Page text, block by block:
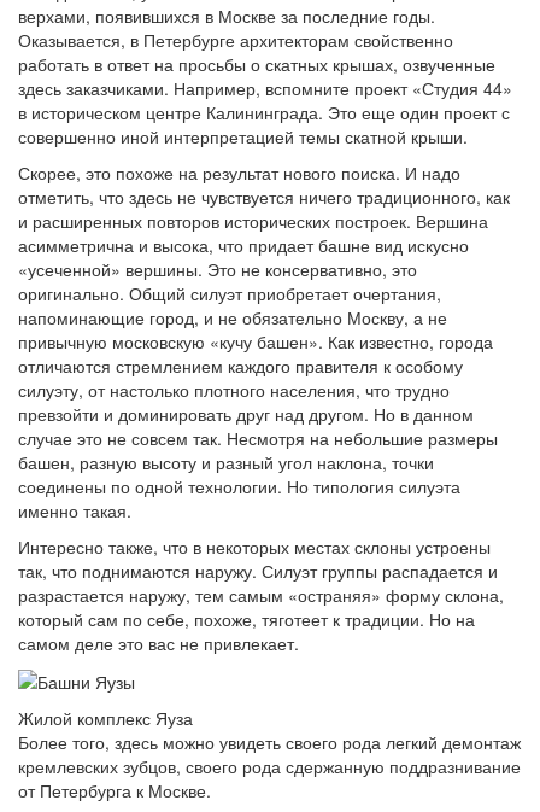
верхами, появившихся в Москве за последние годы.
Оказывается, в Петербурге архитекторам свойственно
работать в ответ на просьбы о скатных крышах, озвученные
здесь заказчиками. Например, вспомните проект «Студия 44»
в историческом центре Калининграда. Это еще один проект с
совершенно иной интерпретацией темы скатной крыши.
Скорее, это похоже на результат нового поиска. И надо
отметить, что здесь не чувствуется ничего традиционного, как
и расширенных повторов исторических построек. Вершина
асимметрична и высока, что придает башне вид искусно
«усеченной» вершины. Это не консервативно, это
оригинально. Общий силуэт приобретает очертания,
напоминающие город, и не обязательно Москву, а не
привычную московскую «кучу башен». Как известно, города
отличаются стремлением каждого правителя к особому
силуэту, от настолько плотного населения, что трудно
превзойти и доминировать друг над другом. Но в данном
случае это не совсем так. Несмотря на небольшие размеры
башен, разную высоту и разный угол наклона, точки
соединены по одной технологии. Но типология силуэта
именно такая.
Интересно также, что в некоторых местах склоны устроены
так, что поднимаются наружу. Силуэт группы распадается и
разрастается наружу, тем самым «остраняя» форму склона,
который сам по себе, похоже, тяготеет к традиции. Но на
самом деле это вас не привлекает.
Жилой комплекс Яуза
Более того, здесь можно увидеть своего рода легкий демонтаж
кремлевских зубцов, своего рода сдержанную поддразнивание
от Петербурга к Москве.